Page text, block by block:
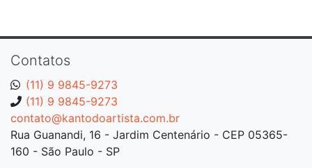
Contatos
(11) 9 9845-9273
(11) 9 9845-9273
contato@kantodoartista.com.br
Rua Guanandi, 16 - Jardim Centenário - CEP 05365-
160 - São Paulo - SP